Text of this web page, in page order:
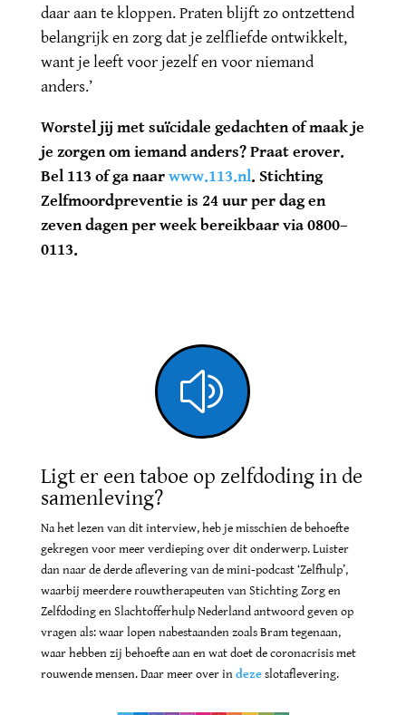
daar aan te kloppen. Praten blijft zo ontzettend
belangrijk en zorg dat je zelfliefde ontwikkelt,
want je leeft voor jezelf en voor niemand
anders.’
Worstel jij met suïcidale gedachten of maak je
je zorgen om iemand anders? Praat erover.
Bel 113 of ga naarwww.113.nl. Stichting
Zelfmoordpreventie is 24 uur per dag en
zeven dagen per week bereikbaar via 0800–
0113.
z
Ligt er een taboe op zelfdoding in de
samenleving?
Na het lezen van dit interview, heb je misschien de behoefte
gekregen voor meer verdieping over dit onderwerp. Luister
dan naar de derde aflevering van de mini-podcast ‘Zelfhulp’,
waarbij meerdere rouwtherapeuten van Stichting Zorg en
Zelfdoding en Slachtofferhulp Nederland antwoord geven op
vragen als: waar lopen nabestaanden zoals Bram tegenaan,
waar hebben zij behoefte aan en wat doet de coronacrisis met
rouwende mensen. Daar meer over indezeslotaflevering.